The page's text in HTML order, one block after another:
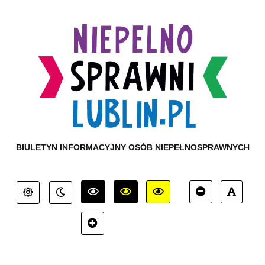
BIULETYN INFORMACYJNY OSÓB NIEPEŁNOSPRAWNYCH